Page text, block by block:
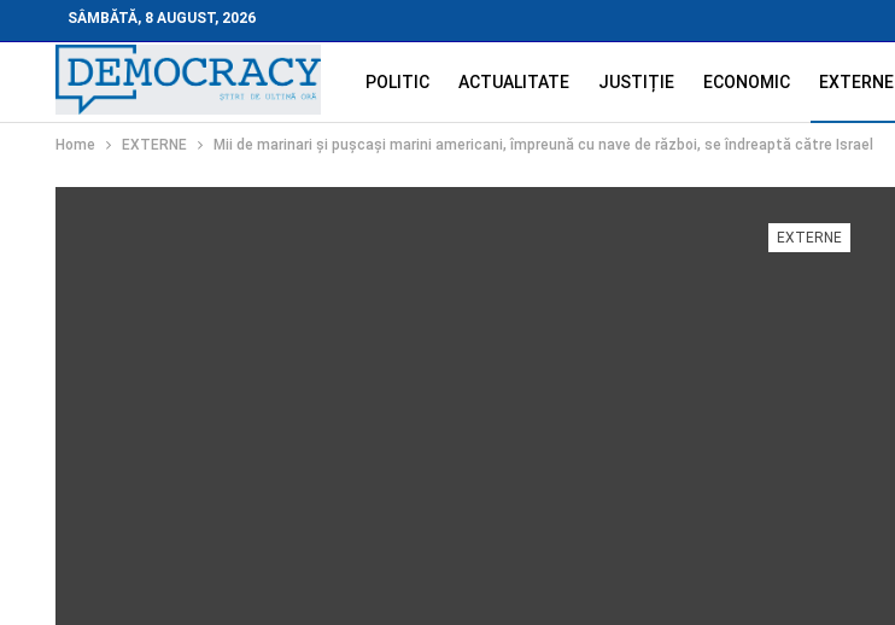
SÂMBĂTĂ, 8 AUGUST, 2026
POLITIC ACTUALITATE JUSTIȚIE ECONOMIC EXTERNE
Home EXTERNE Mii de marinari și pușcași marini americani, împreună cu nave de război, se îndreaptă către Israel
EXTERNE